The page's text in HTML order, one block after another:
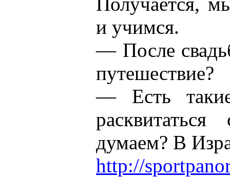
и учимся.
— После
путешествие?
— Есть
думаем? В
http://